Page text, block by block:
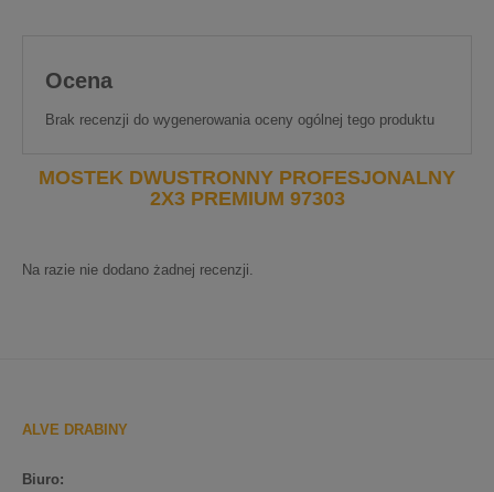
Ocena
Brak recenzji do wygenerowania oceny ogólnej tego produktu
MOSTEK DWUSTRONNY PROFESJONALNY
2X3 PREMIUM 97303
Na razie nie dodano żadnej recenzji.
ALVE DRABINY
Biuro: